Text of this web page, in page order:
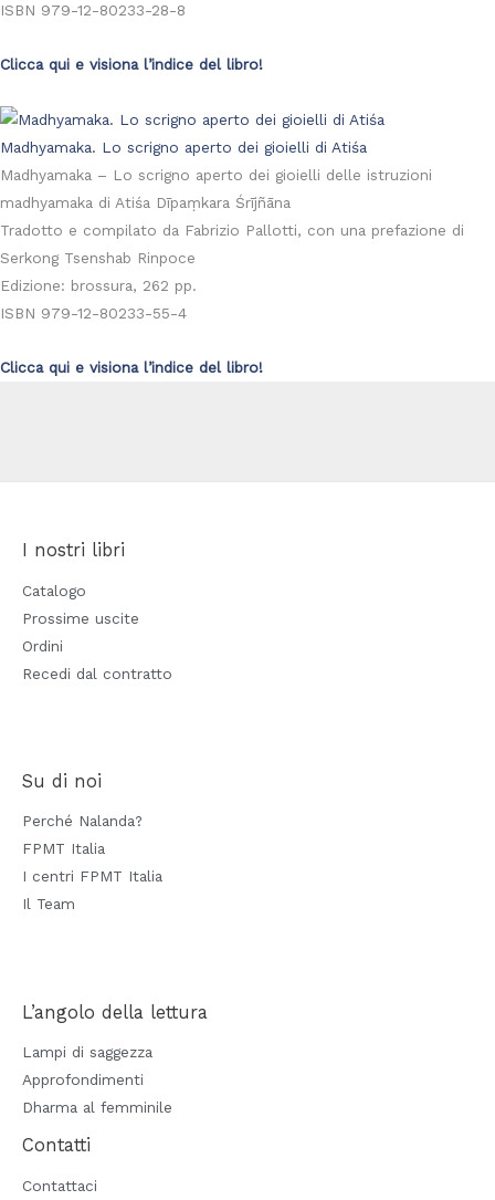
ISBN 979-12-80233-28-8
Clicca qui e visiona l’indice del libro!
Madhyamaka. Lo scrigno aperto dei gioielli di Atiśa
Madhyamaka – Lo scrigno aperto dei gioielli delle istruzioni
madhyamaka di Atiśa Dīpaṃkara Śrījñāna
Tradotto e compilato da Fabrizio Pallotti, con una prefazione di
Serkong Tsenshab Rinpoce
Edizione: brossura, 262 pp.
ISBN 979-12-80233-55-4
Clicca qui e visiona l’indice del libro!
I nostri libri
Catalogo
Prossime uscite
Ordini
Recedi dal contratto
Su di noi
Perché Nalanda?
FPMT Italia
I centri FPMT Italia
Il Team
L’angolo della lettura
Lampi di saggezza
Approfondimenti
Dharma al femminile
Contatti
Contattaci